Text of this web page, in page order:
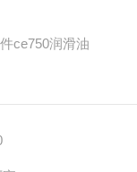
ce750润滑油
ce750润滑油更换